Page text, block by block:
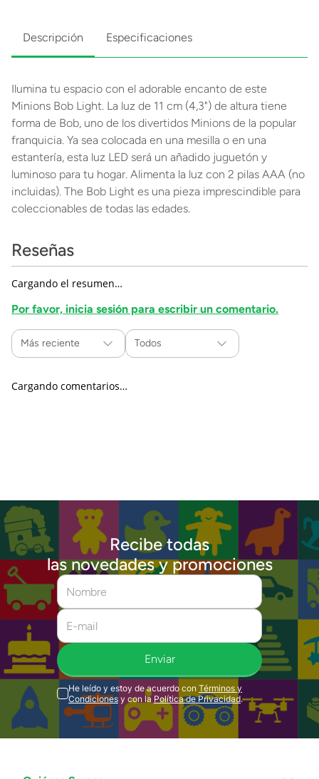
Descripción Especificaciones
Ilumina tu espacio con el adorable encanto de este
Minions Bob Light. La luz de 11 cm (4,3") de altura tiene
forma de Bob, uno de los divertidos Minions de la popular
franquicia. Ya sea colocada en una mesilla o en una
estantería, esta luz LED será un añadido juguetón y
luminoso para tu hogar. Alimenta la luz con 2 pilas AAA (no
incluidas). The Bob Light es una pieza imprescindible para
coleccionables de todas las edades.
Reseñas
Cargando el resumen…
Por favor, inicia sesión para escribir un comentario.
Más reciente Todos
Cargando comentarios…
Recibe todas
las novedades y promociones
Enviar
He leído y estoy de acuerdo con Términos y
Condiciones y con la Política de Privacidad.